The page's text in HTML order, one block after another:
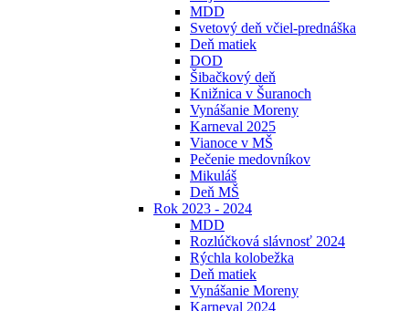
MDD
Svetový deň včiel-prednáška
Deň matiek
DOD
Šibačkový deň
Knižnica v Šuranoch
Vynášanie Moreny
Karneval 2025
Vianoce v MŠ
Pečenie medovníkov
Mikuláš
Deň MŠ
Rok 2023 - 2024
MDD
Rozlúčková slávnosť 2024
Rýchla kolobežka
Deň matiek
Vynášanie Moreny
Karneval 2024